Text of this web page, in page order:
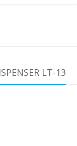
LT-13